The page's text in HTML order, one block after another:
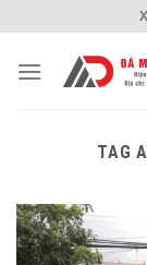
content
TAG